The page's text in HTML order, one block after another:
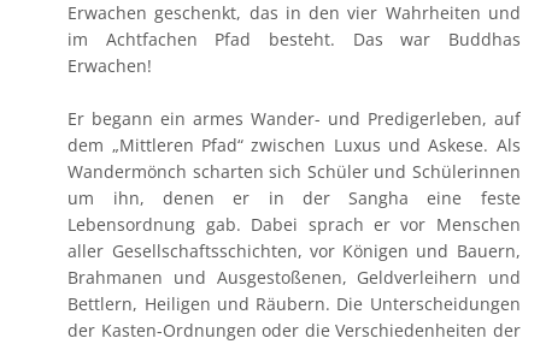
Erwachen geschenkt, das in den vier Wahrheiten und
im Achtfachen Pfad besteht. Das war Buddhas
Erwachen!
Er begann ein armes Wander- und Predigerleben, auf
dem „Mittleren Pfad“ zwischen Luxus und Askese. Als
Wandermönch scharten sich Schüler und Schülerinnen
um ihn, denen er in der Sangha eine feste
Lebensordnung gab. Dabei sprach er vor Menschen
aller Gesellschaftsschichten, vor Königen und Bauern,
Brahmanen und Ausgestoßenen, Geldverleihern und
Bettlern, Heiligen und Räubern. Die Unterscheidungen
der Kasten-Ordnungen oder die Verschiedenheiten der